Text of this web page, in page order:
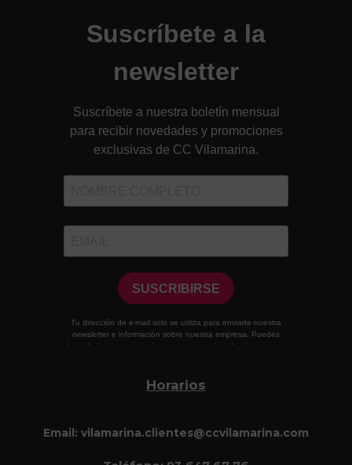
Horarios
Email: vilamarina.clientes@ccvilamarina.com